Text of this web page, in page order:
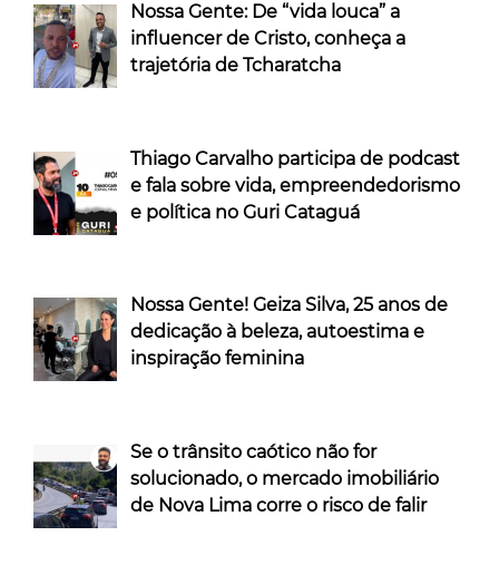
Nossa Gente: De “vida louca” a
influencer de Cristo, conheça a
trajetória de Tcharatcha
Thiago Carvalho participa de podcast
e fala sobre vida, empreendedorismo
e política no Guri Cataguá
Nossa Gente! Geiza Silva, 25 anos de
dedicação à beleza, autoestima e
inspiração feminina
Se o trânsito caótico não for
solucionado, o mercado imobiliário
de Nova Lima corre o risco de falir